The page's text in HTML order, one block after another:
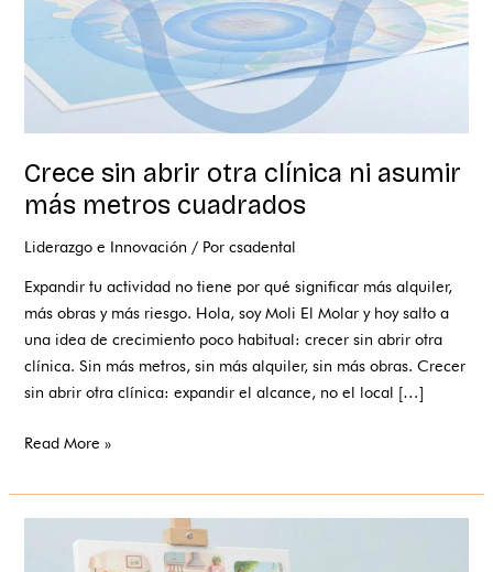
Crece sin abrir otra clínica ni asumir
más metros cuadrados
Liderazgo e Innovación / Porcsadental
Expandir tu actividad no tiene por qué significar más alquiler,
más obras y más riesgo. Hola, soy Moli El Molar y hoy salto a
una idea de crecimiento poco habitual: crecer sin abrir otra
clínica. Sin más metros, sin más alquiler, sin más obras. Crecer
sin abrir otra clínica: expandir el alcance, no el local […]
metros
cuadrados
Read More »